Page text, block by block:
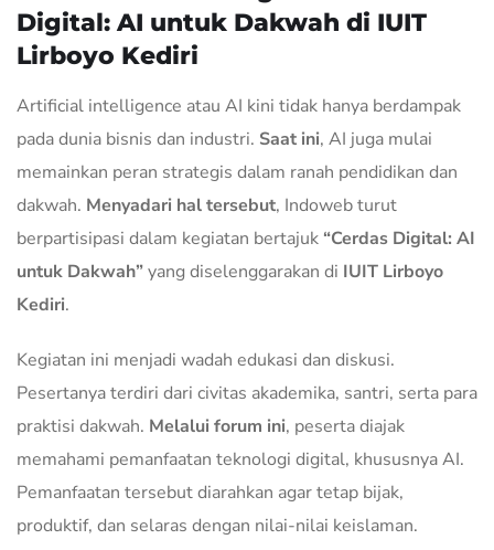
Digital: AI untuk Dakwah di IUIT
Lirboyo Kediri
Artificial intelligence atau AI kini tidak hanya berdampak
pada dunia bisnis dan industri. Saat ini, AI juga mulai
memainkan peran strategis dalam ranah pendidikan dan
dakwah. Menyadari hal tersebut, Indoweb turut
berpartisipasi dalam kegiatan bertajuk “Cerdas Digital: AI
untuk Dakwah”yang diselenggarakan di IUIT Lirboyo
Kediri.
Kegiatan ini menjadi wadah edukasi dan diskusi.
Pesertanya terdiri dari civitas akademika, santri, serta para
praktisi dakwah. Melalui forum ini, peserta diajak
memahami pemanfaatan teknologi digital, khususnya AI.
Pemanfaatan tersebut diarahkan agar tetap bijak,
produktif, dan selaras dengan nilai-nilai keislaman.